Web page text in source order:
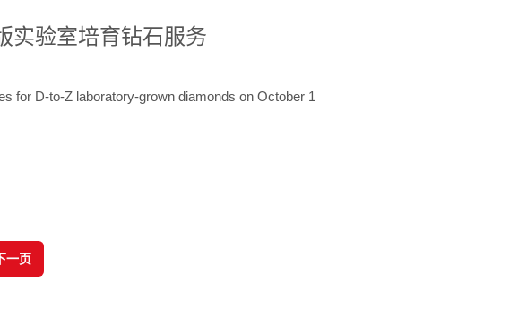
实验室培育钻石服务
for D-to-Z laboratory-grown diamonds on October 1
一页